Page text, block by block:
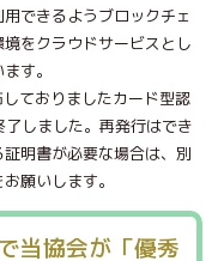
できるようブロックチェ
をクラウドサービスとし
す。
ておりましたカード型認
しました。再発行はでき
明書が必要な場合は、別
願いします。
当協会が「優秀